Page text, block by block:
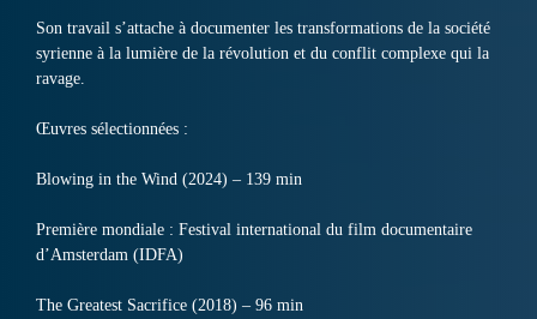
Son travail s’attache à documenter les transformations de la société
syrienne à la lumière de la révolution et du conflit complexe qui la
ravage.
Œuvres sélectionnées :
Blowing in the Wind (2024) – 139 min
Première mondiale : Festival international du film documentaire
d’Amsterdam (IDFA)
The Greatest Sacrifice (2018) – 96 min